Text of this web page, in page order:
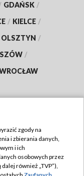
GDAŃSK /
/ KIELCE /
OLSZTYN /
/
zgody na
i zbierania danych,
i ich
osobowych przez
również „TVP”),